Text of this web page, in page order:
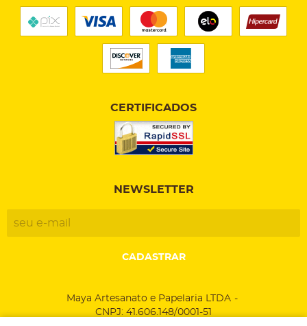
CERTIFICADOS
NEWSLETTER
CADASTRAR
Maya Artesanato e Papelaria LTDA
CNPJ: 41.606.148/0001-51